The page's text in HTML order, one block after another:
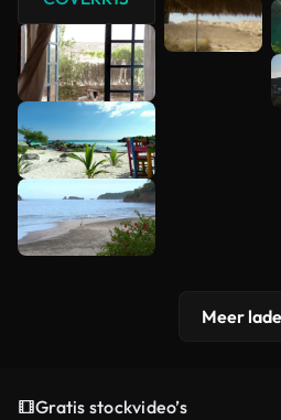
Meer
Gratis stockvideo’s